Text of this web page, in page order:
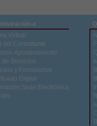
e
Virtual
del Contratante
Apoderamiento
de Servicios
y Formularios
Digital
Sede Electrónica